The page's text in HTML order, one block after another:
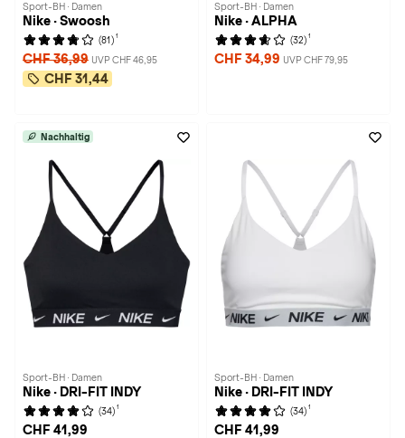
Sport-BH · Damen
Nike · Swoosh
(81) 1
CHF 36,99 UVP CHF 46,95
CHF 31,44
Sport-BH · Damen
Nike · ALPHA
(32) 1
CHF 34,99 UVP CHF 79,95
Nachhaltig
Sport-BH · Damen
Nike · DRI-FIT INDY
(34) 1
CHF 41,99
Sport-BH · Damen
Nike · DRI-FIT INDY
(34) 1
CHF 41,99